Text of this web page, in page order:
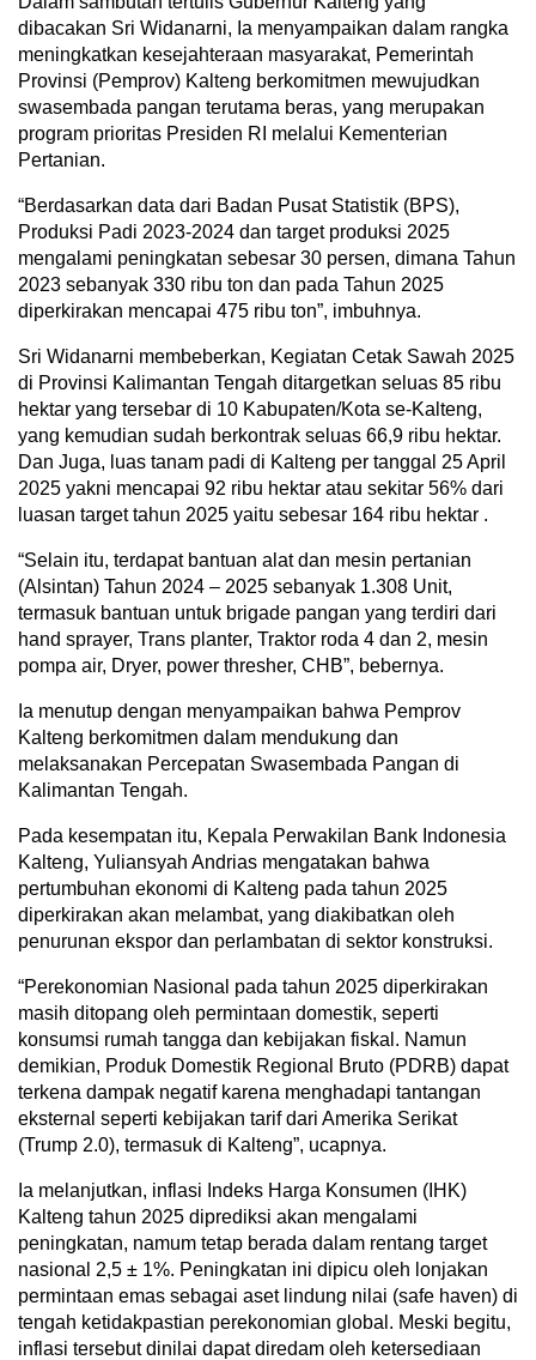
dibacakan Sri Widanarni, Ia menyampaikan dalam rangka
meningkatkan kesejahteraan masyarakat, Pemerintah
Provinsi (Pemprov) Kalteng berkomitmen mewujudkan
swasembada pangan terutama beras, yang merupakan
program prioritas Presiden RI melalui Kementerian
Pertanian.
“Berdasarkan data dari Badan Pusat Statistik (BPS),
Produksi Padi 2023-2024 dan target produksi 2025
mengalami peningkatan sebesar 30 persen, dimana Tahun
2023 sebanyak 330 ribu ton dan pada Tahun 2025
diperkirakan mencapai 475 ribu ton”, imbuhnya.
Sri Widanarni membeberkan, Kegiatan Cetak Sawah 2025
di Provinsi Kalimantan Tengah ditargetkan seluas 85 ribu
hektar yang tersebar di 10 Kabupaten/Kota se-Kalteng,
yang kemudian sudah berkontrak seluas 66,9 ribu hektar.
Dan Juga, luas tanam padi di Kalteng per tanggal 25 April
2025 yakni mencapai 92 ribu hektar atau sekitar 56% dari
luasan target tahun 2025 yaitu sebesar 164 ribu hektar .
“Selain itu, terdapat bantuan alat dan mesin pertanian
(Alsintan) Tahun 2024 – 2025 sebanyak 1.308 Unit,
termasuk bantuan untuk brigade pangan yang terdiri dari
hand sprayer, Trans planter, Traktor roda 4 dan 2, mesin
pompa air, Dryer, power thresher, CHB”, bebernya.
Ia menutup dengan menyampaikan bahwa Pemprov
Kalteng berkomitmen dalam mendukung dan
melaksanakan Percepatan Swasembada Pangan di
Kalimantan Tengah.
Pada kesempatan itu, Kepala Perwakilan Bank Indonesia
Kalteng, Yuliansyah Andrias mengatakan bahwa
pertumbuhan ekonomi di Kalteng pada tahun 2025
diperkirakan akan melambat, yang diakibatkan oleh
penurunan ekspor dan perlambatan di sektor konstruksi.
“Perekonomian Nasional pada tahun 2025 diperkirakan
masih ditopang oleh permintaan domestik, seperti
konsumsi rumah tangga dan kebijakan fiskal. Namun
demikian, Produk Domestik Regional Bruto (PDRB) dapat
terkena dampak negatif karena menghadapi tantangan
eksternal seperti kebijakan tarif dari Amerika Serikat
(Trump 2.0), termasuk di Kalteng”, ucapnya.
Ia melanjutkan, inflasi Indeks Harga Konsumen (IHK)
Kalteng tahun 2025 diprediksi akan mengalami
peningkatan, namum tetap berada dalam rentang target
nasional 2,5 ± 1%. Peningkatan ini dipicu oleh lonjakan
permintaan emas sebagai aset lindung nilai (safe haven) di
tengah ketidakpastian perekonomian global. Meski begitu,
inflasi tersebut dinilai dapat diredam oleh ketersediaan